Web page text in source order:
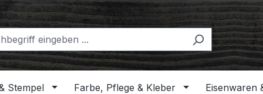
Stempel Farbe, Pflege & Kleber Eisenwaren